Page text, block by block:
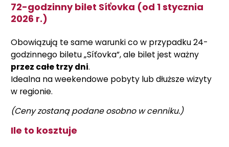
72-godzinny bilet Síťovka (od 1 stycznia
2026 r.)
Obowiązują te same warunki co w przypadku 24-
godzinnego biletu „Síťovka”, ale bilet jest ważny
przez całe trzy dni.
Idealna na weekendowe pobyty lub dłuższe wizyty
w regionie.
(Ceny zostaną podane osobno w cenniku.)
Ile to kosztuje